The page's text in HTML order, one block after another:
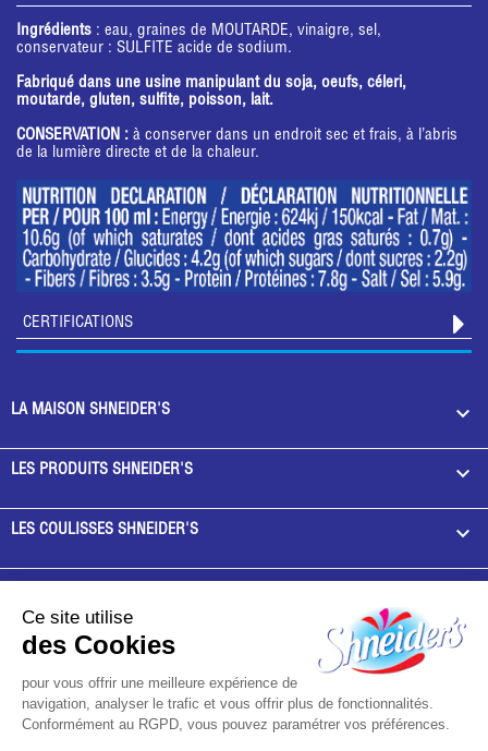
Ingrédients : eau, graines de MOUTARDE, vinaigre, sel,
conservateur : SULFITE acide de sodium.
Fabriqué dans une usine manipulant du soja, oeufs, céleri,
moutarde, gluten, sulfite, poisson, lait.
CONSERVATION : à conserver dans un endroit sec et frais, à l’abris
de la lumière directe et de la chaleur.
CERTIFICATIONS
LA MAISON SHNEIDER'S 
LES PRODUITS SHNEIDER'S 
LES COULISSES SHNEIDER'S 
FAQ
MENTIONS LÉGALES
Ce site utilise
des Cookies
pour vous offrir une meilleure expérience de
navigation, analyser le trafic et vous offrir plus de fonctionnalités.
Conformément au RGPD, vous pouvez paramétrer vos préférences.